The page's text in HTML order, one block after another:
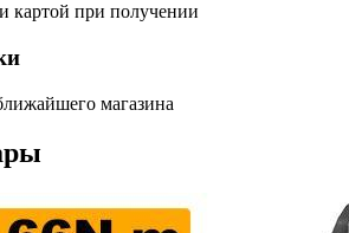
картой при получении
магазина